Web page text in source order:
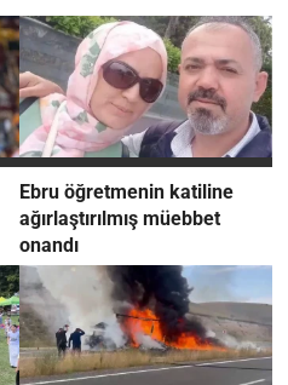
Ebru öğretmenin katiline
ağırlaştırılmış müebbet
onandı